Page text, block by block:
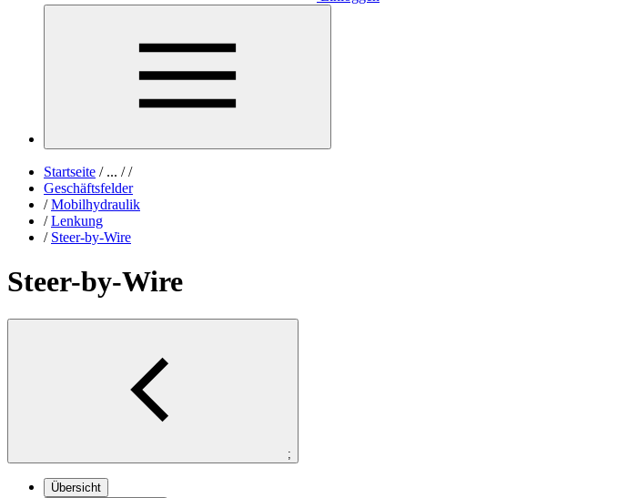
Startseite /... / /
Geschäftsfelder
/ Mobilhydraulik
/ Lenkung
/ Steer-by-Wire
Steer-by-Wire
;
Übersicht